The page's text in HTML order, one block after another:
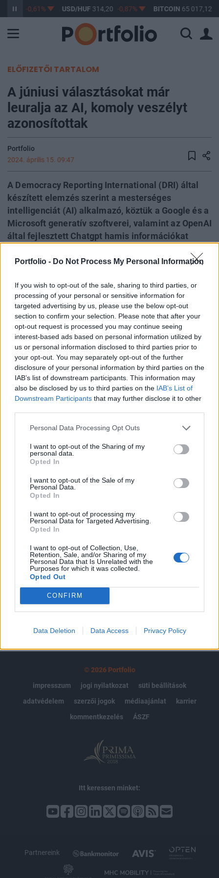
Portfolio - Do Not Process My Personal Information
If you wish to opt-out of the sale, sharing to third parties, or
processing of your personal or sensitive information for
targeted advertising by us, please use the below opt-out
section to confirm your selection. Please note that after your
opt-out request is processed you may continue seeing
interest-based ads based on personal information utilized by
us or personal information disclosed to third parties prior to
your opt-out. You may separately opt-out of the further
disclosure of your personal information by third parties on the
IAB’s list of downstream participants. This information may
also be disclosed by us to third parties on the IAB’s List of
Downstream Participants that may further disclose it to other
Personal Data Processing Opt Outs
I want to opt-out of the Sharing of my
personal data.
Opted In
I want to opt-out of the Sale of my
Personal Data.
Opted In
I want to opt-out of processing my
Personal Data for Targeted Advertising.
Opted In
I want to opt-out of Collection, Use,
Retention, Sale, and/or Sharing of my
Personal Data that Is Unrelated with the
Purposes for which it was collected.
Opted Out
CONFIRM
Data Deletion Data Access Privacy Policy
-0,61% USD/HUF 314,20 -0,87% BITCOIN 65 017,12
ELŐFIZETŐI TARTALOM
A júniusi választásokat már
leuralja az AI, komoly veszélyt
azonosítottak
Portfolio
2024. április 15. 09:47
A Democracy Reporting International (DRI) által
készített elemzés szerint a mesterséges
intelligenciát (AI) alkalmazó, köztük a Google és a
Microsoft generatív szoftverei, valamint az OpenAI
által fejlesztett Chatgpt hamis információkat
választásokról. Bár semleges hangvételű adatokat
információt közölnek a felhasználókkal, ami
veszélyes lehet a Magyarországot is érintő
választáson.
A DRI márciusban végzett vizsgálatából kiderült, hogy bár
a chatrobotok politikailag semlegesek maradtak, gyakran
téves választási dátumokat és téves információkat
közöltek a szavazási folyamatról. A kutatók olyan eseteket
figyeltek meg, amikor a chatbotok hibás linkeket vagy
irreleváns tartalmakat küldtek vissza, kiemelve a
mesterséges intelligencia kutatásában „hallucinációnak”...
A keresett cikk a portfolio.hu hírarchívumához
tartozik, melynek olvasása előfizetéses
regisztrációhoz kötött.
Az előfizetés a következőket tartalmazza:
Kötéslisták: BÉT elmúlt 2 év napon belüli
kötéslistái
Előfizetés
MÁR ELŐFIZETŐNK VAGY?
© 2026 Portfolio
impresszum
jogi nyilatkozat
süti beállítások
adatvédelem
szerzői jogok médiaajánlat
karrier
kommentkezelés
ÁSZF
Itt keressen minket:
Partnereink